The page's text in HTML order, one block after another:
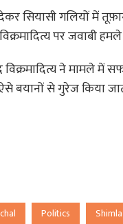
सियासी गलियों में
पर जवाबी
ने मामले में
से गुरेज किया
Politics Shimla